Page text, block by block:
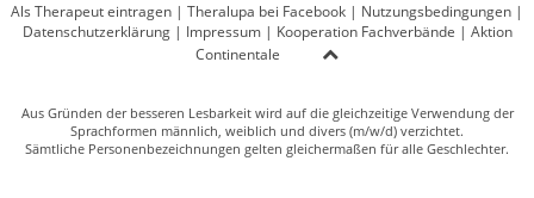
Als Therapeut eintragen | Theralupa bei Facebook | Nutzungsbedingungen |
Datenschutzerklärung| Impressum| Kooperation Fachverbände | Aktion
Continentale
Aus Gründen der besseren Lesbarkeit wird auf die gleichzeitige Verwendung der
Sprachformen männlich, weiblich und divers (m/w/d) verzichtet.
Sämtliche Personenbezeichnungen gelten gleichermaßen für alle Geschlechter.